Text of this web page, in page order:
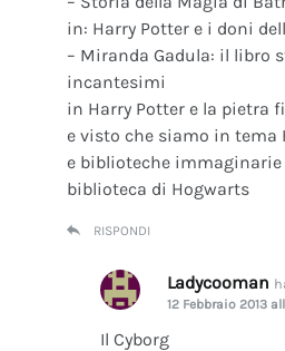
in: Harry Potter e i doni
– Miranda Gadula: il libro
incantesimi
in Harry Potter e la pietra
e visto che siamo in tema
e biblioteche immaginarie
biblioteca di Hogwarts
RISPONDI
Ladycooman
12 Febbraio 2013
Il Cyborg